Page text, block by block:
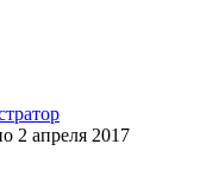
2 апреля 2017